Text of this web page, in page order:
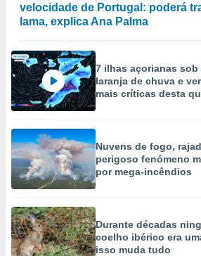
velocidade de Portugal: poderá
lama, explica Ana Palma
7 ilhas açorianas sob
laranja de chuva e
mais críticas desta
Nuvens de fogo,
perigoso fenómeno
por mega-incêndios
Durante décadas
coelho ibérico era
isso muda tudo